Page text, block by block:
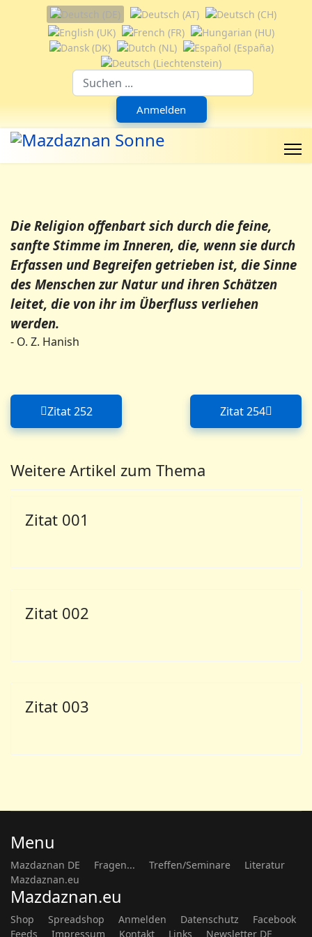
Sprache auswählen
Anmelden
Die Religion offenbart sich durch die feine,
sanfte Stimme im Inneren, die, wenn sie durch
Erfassen und Begreifen getrieben ist, die Sinne
des Menschen zur Natur und ihren Schätzen
leitet, die von ihr im Überfluss verliehen
werden.
- O. Z. Hanish
Vorheriger Beitrag: Zitat 252
Zitat 252 Nächster
Zitat 254
Weitere Artikel zum Thema
Zitat 001
Zitat 002
Zitat 003
Menu
Mazdaznan DE Fragen... Treffen/Seminare
Literatur
Mazdaznan.eu
Mazdaznan.eu
Shop Spreadshop Anmelden Datenschutz
Facebook
Feeds
Impressum Kontakt Links Newsletter DE